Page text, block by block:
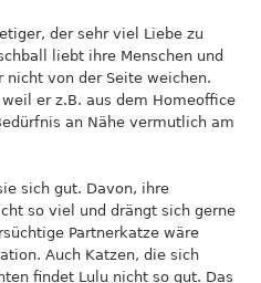
der sehr viel Liebe zu
liebt ihre Menschen und
von der Seite weichen.
er z.B. aus dem Homeoffice
an Nähe vermutlich am
sich gut. Davon, ihre
so viel und drängt sich gerne
Partnerkatze wäre
Auch Katzen, die sich
findet Lulu nicht so gut. Das